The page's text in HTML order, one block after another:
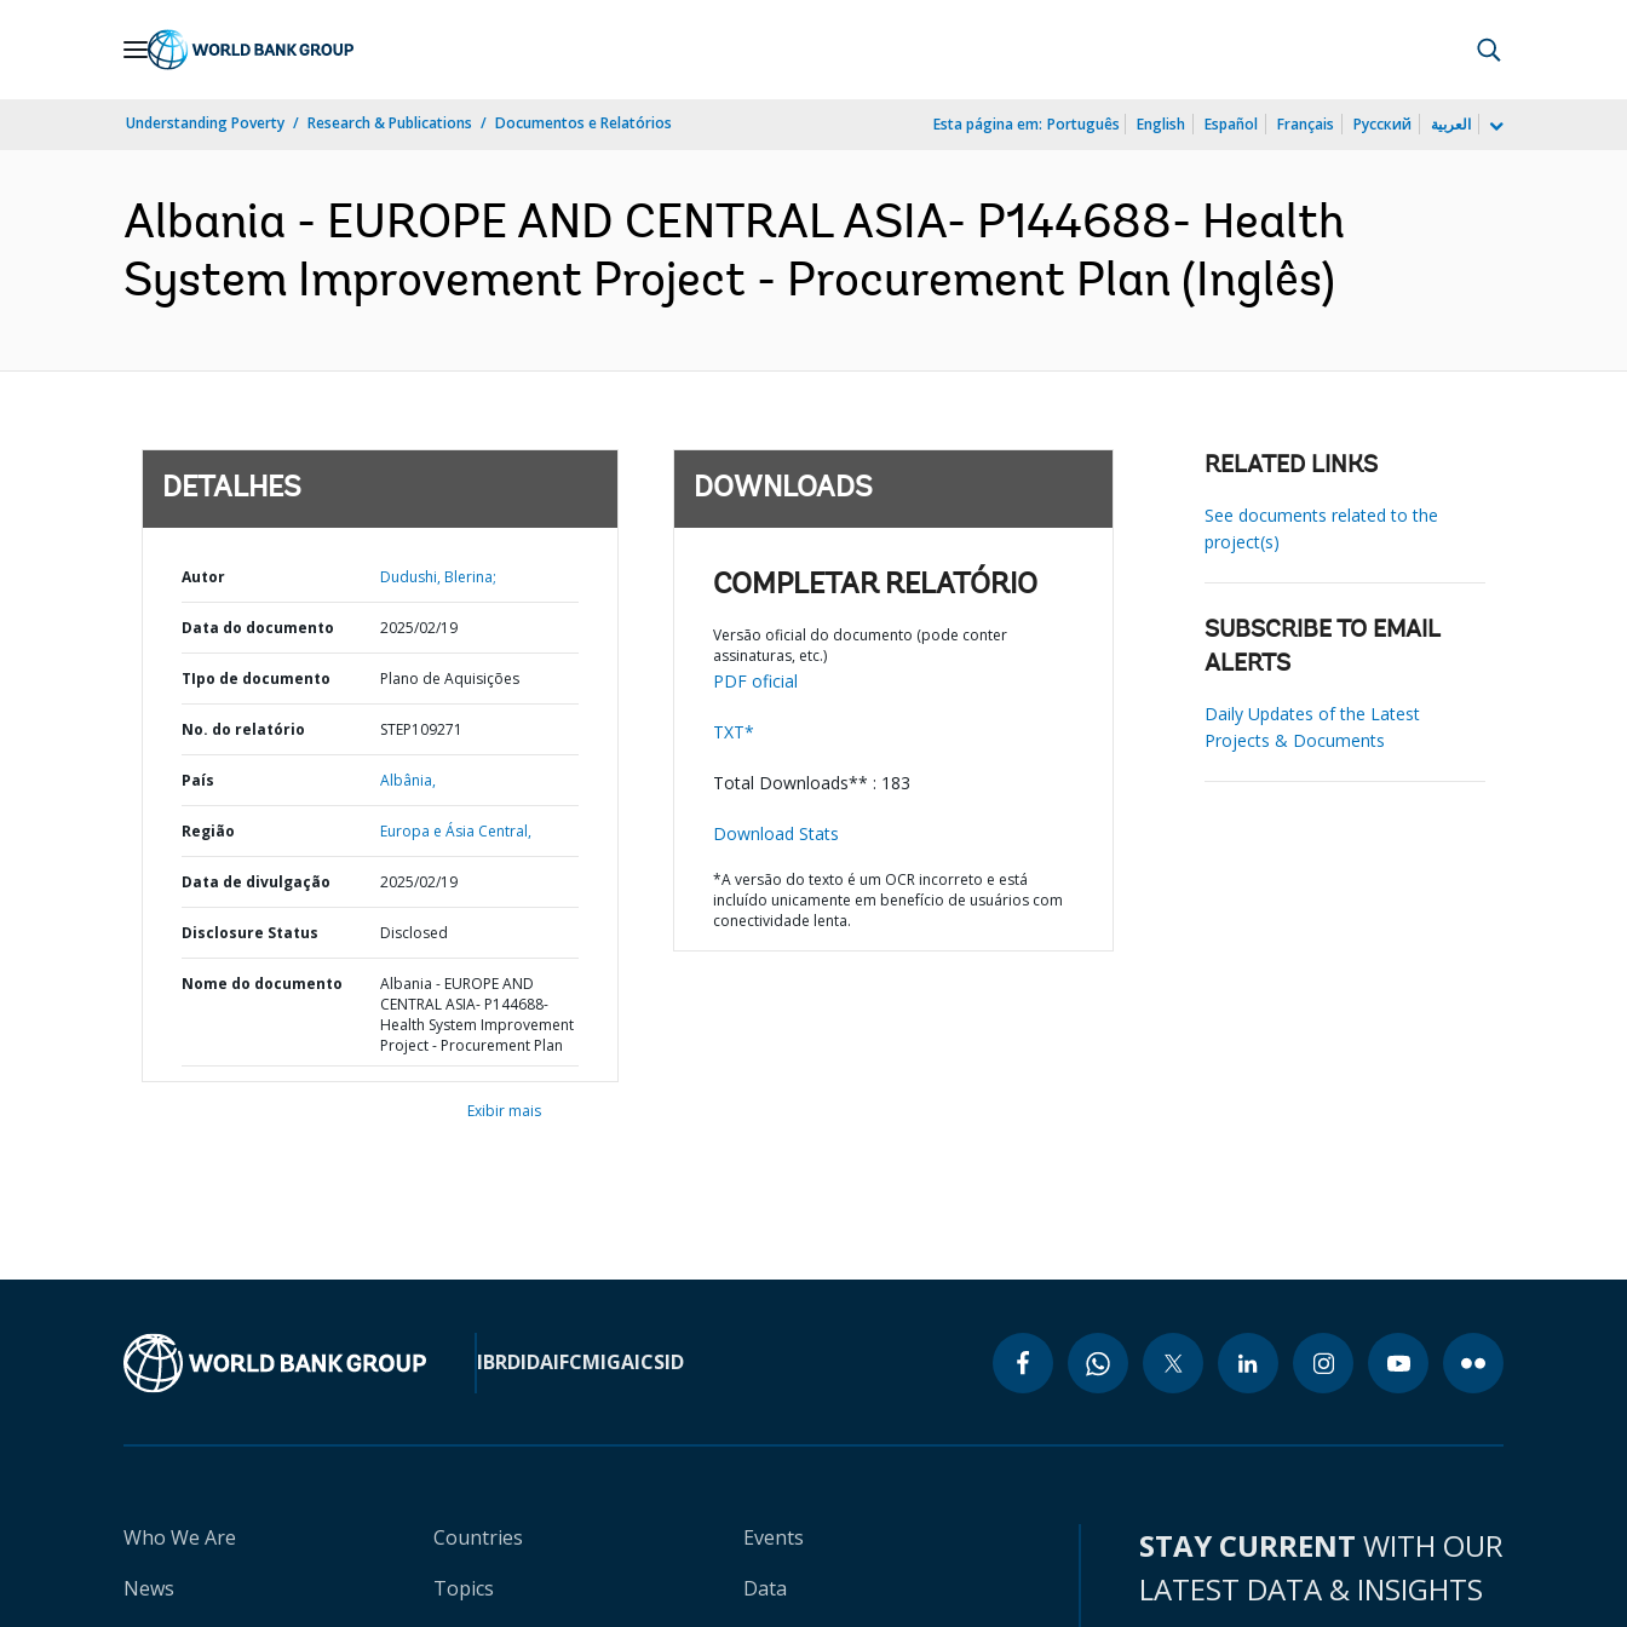
Understanding Poverty Research & Publications Documentos e Relatórios Esta página em: Português English Español Français Русский العربية
Albania - EUROPE AND CENTRAL ASIA- P144688- Health
System Improvement Project - Procurement Plan (Inglês)
DETALHES
Autor Dudushi, Blerina;
Data do documento 2025/02/19
TIpo de documento Plano de Aquisições
No. do relatório STEP109271
País Albânia,
Região Europa e Ásia Central,
Data de divulgação 2025/02/19
Disclosure Status Disclosed
Nome do documento
Albania - EUROPE AND
CENTRAL ASIA- P144688-
Health System Improvement
Project - Procurement Plan
Exibir mais
DOWNLOADS
COMPLETAR RELATÓRIO
Versão oficial do documento (pode conter
assinaturas, etc.)
PDF oficial
TXT*
Total Downloads** : 183
Download Stats
*A versão do texto é um OCR incorreto e está
incluído unicamente em benefício de usuários com
conectividade lenta.
RELATED LINKS
See documents related to the
project(s)
SUBSCRIBE TO EMAIL
ALERTS
Daily Updates of the Latest
Projects & Documents
IBRDIDAIFCMIGAICSID
Who We Are
News
Countries
Topics
Events
Data
STAY CURRENT WITH OUR
LATEST DATA & INSIGHTS